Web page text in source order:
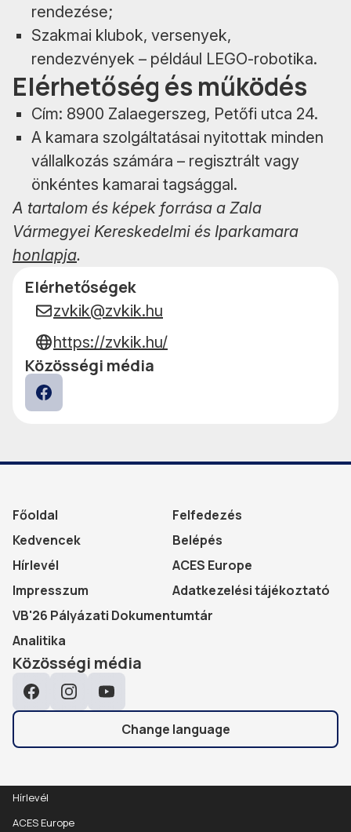
rendezése;
Szakmai klubok, versenyek,
rendezvények – például LEGO-robotika.
Elérhetőség és működés
Cím: 8900 Zalaegerszeg, Petőfi utca 24.
A kamara szolgáltatásai nyitottak minden
vállalkozás számára – regisztrált vagy
önkéntes kamarai tagsággal.
A tartalom és képek forrása a Zala
Vármegyei Kereskedelmi és Iparkamara
honlapja.
Adatok
Elérhetőségek
zvkik@zvkik.hu
https://zvkik.hu/
Közösségi média
Főoldal
Felfedezés
Kedvencek
Belépés
Hírlevél
ACES Europe
Impresszum
Adatkezelési tájékoztató
VB'26 Pályázati Dokumentumtár
Analitika
Közösségi média
FacebookInstagramYouTube
Change language
Hírlevél
ACES Europe